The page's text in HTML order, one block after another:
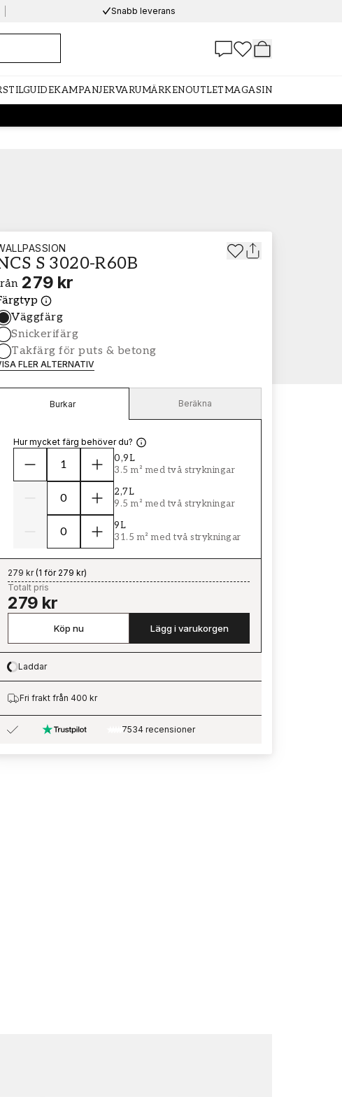
Snabb leverans
STILGUIDEKAMPANJERVARUMÄRKENOUTLETMAGASIN
S 3020-R60B
279 kr
Väggfärg
Snickerifärg
Takfärg för puts & betong
FLER ALTERNATIV
Burkar Beräkna
Hur mycket färg behöver du?
0,9L
3.5 m² med två strykningar
2,7L
9.5 m² med två strykningar
9L
31.5 m² med två strykningar
279 kr(1 för 279 kr)
Totalt pris
279 kr
Köp nu Lägg i varukorgen
Loading…
Laddar
Fri frakt från 400 kr
7534 recensioner